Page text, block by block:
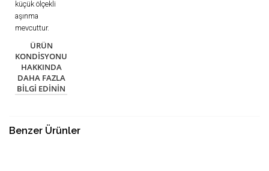
küçük ölçekli
aşınma
mevcuttur.
ÜRÜN
KONDISYONU
HAKKINDA
DAHA FAZLA
BILGI EDININ
Benzer Ürünler